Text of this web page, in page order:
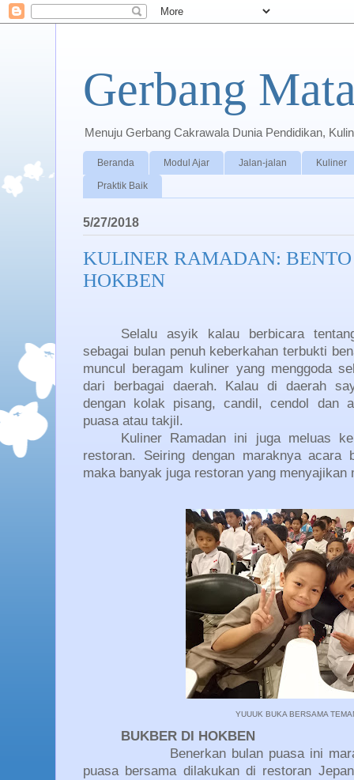
Gerbang
Menuju Gerbang Cakrawala Dunia Pendidikan,
Beranda Modul Ajar Jalan-jalan Kuliner
Praktik Baik
5/27/2018
KULINER RAMADAN:
HOKBEN
Selalu asyik kalau berbicara
sebagai bulan penuh keberkahan terbukti
muncul beragam kuliner yang menggoda
dari berbagai daerah. Kalau di daerah
dengan kolak pisang, candil, cendol dan
puasa atau takjil.
Kuliner Ramadan ini juga meluas
restoran. Seiring dengan maraknya acara
maka banyak juga restoran yang menyajikan
YUUUK BUKA BERSAMA
BUKBER DI HOKBEN
Benerkan bulan puasa ini
puasa bersama dilakukan di restoran